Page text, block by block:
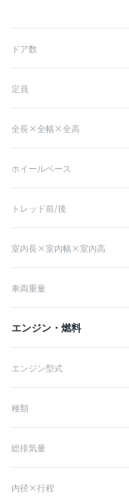
ドア数
定員
全長×全幅×全高
ホイールベース
トレッド前/後
室内長×室内幅×室内高
車両重量
エンジン・燃料
エンジン型式
種類
総排気量
内径×行程